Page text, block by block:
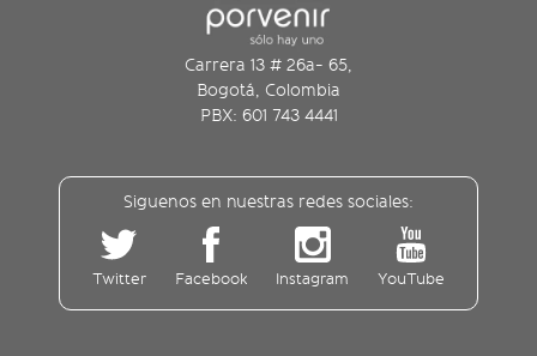
Carrera 13 # 26a- 65,
Bogotá, Colombia
PBX: 601 743 4441
Siguenos en nuestras redes sociales:
Twitter Facebook Instagram YouTube